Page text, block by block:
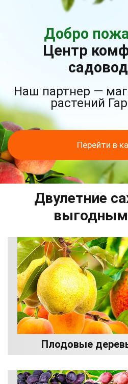
Добро
Центр
Наш партнер —
растений
Перейти в
Двулетние
Плодовые